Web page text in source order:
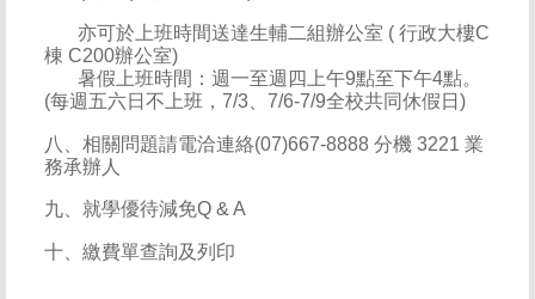
亦可於上班時間送達生輔二組辦公室 ( 行政大樓C
棟 C200辦公室)
暑假上班時間：週一至週四上午9點至下午4點。
(每週五六日不上班，7/3、7/6-7/9全校共同休假日)
八、相關問題請電洽連絡(07)667-8888 分機 3221 業
務承辦人
九 、就學優待減免Q & A
十、繳費單查詢及列印